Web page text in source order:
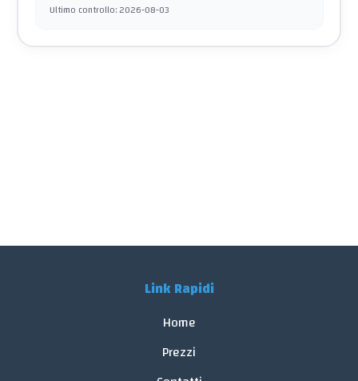
Ultimo controllo:2026-08-03
Link Rapidi
Home
Prezzi